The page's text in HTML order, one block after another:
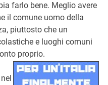
farlo bene. Meglio avere
il comune uomo della
piuttosto che un
e luoghi comuni
proprio.